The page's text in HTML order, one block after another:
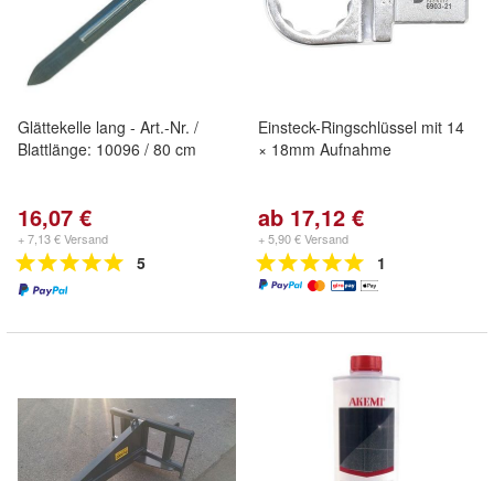
Glättekelle lang - Art.-Nr. /
Blattlänge: 10096 / 80 cm
16,07 €
+ 7,13 € Versand
5
Einsteck-Ringschlüssel mit 14
× 18mm Aufnahme
ab 17,12 €
+ 5,90 € Versand
1